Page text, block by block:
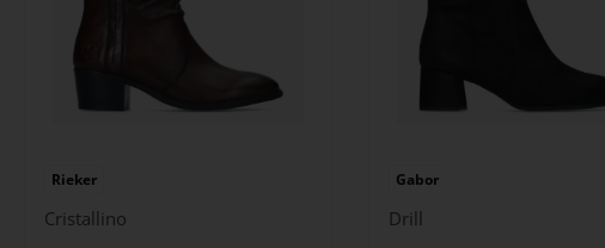
Rieker
Cristallino
Gabor
Drill